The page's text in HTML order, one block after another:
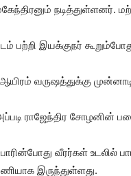
நடித்துள்ளனர்.
பற்றி இயக்குநர்
வருஷத்துக்கு
ராஜேந்திர சோழனின்
வீரர்கள் உடலில்
இருந்துள்ளது.